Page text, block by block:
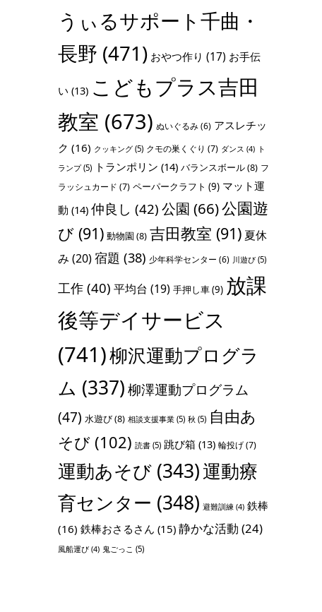
うぃるサポート千曲・
長野 (471) おやつ作り (17) お手伝
い (13) こどもプラス吉田
教室 (673) ぬいぐるみ(6) アスレチッ
ク (16) クッキング (5) クモの巣くぐり (7) ダンス (4) ト
ランプ(5) トランポリン (14) バランスボール(8) フ
ラッシュカード (7) ペーパークラフト (9) マット運
動 (14) 仲良し (42) 公園 (66)公園遊
び (91) 動物園 (8) 吉田教室 (91) 夏休
み (20)宿題 (38) 少年科学センター (6) 川遊び (5)
工作 (40) 平均台 (19) 手押し車(9) 放課
後等デイサービス
(741)柳沢運動プログラ
ム (337)柳澤運動プログラム
(47) 水遊び(8) 相談支援事業 (5) 秋 (5) 自由あ
そび (102) 読書 (5) 跳び箱 (13) 輪投げ(7)
運動あそび (343)運動療
育センター (348) 避難訓練 (4) 鉄棒
(16) 鉄棒おさるさん (15) 静かな活動 (24)
風船運び (4) 鬼ごっこ (5)